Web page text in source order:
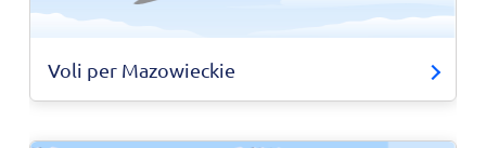
Voli per Mazowieckie